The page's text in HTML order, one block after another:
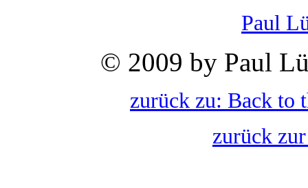
Paul
© 2009 by Paul
zurück zu: Back to
zurück